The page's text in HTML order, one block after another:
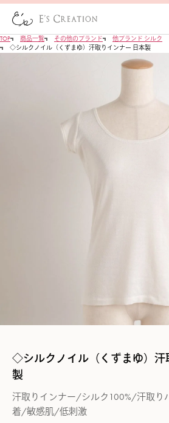
TOP 商品一覧 その他のブランド
他ブランド シルク
◇シルクノイル（くずまゆ）汗取りインナー 日本製
◇シルクノイル（くずまゆ）汗
製
汗取りインナー/シルク100%/汗取り
着/敏感肌/低刺激